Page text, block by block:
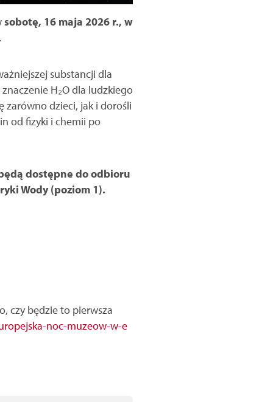
sobotę, 16 maja 2026 r., w
substancji dla
H₂O dla ludzkiego
zarówno dzieci, jak i dorośli
od fizyki i chemii po
dostępne do odbioru
Wody (poziom 1).
czy będzie to pierwsza
noc-muzeow-w-e